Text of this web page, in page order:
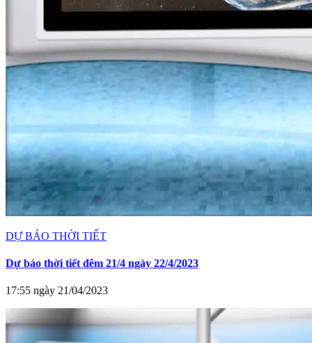
DỰ BÁO THỜI TIẾT
Dự báo thời tiết đêm 21/4 ngày 22/4/2023
17:55 ngày 21/04/2023